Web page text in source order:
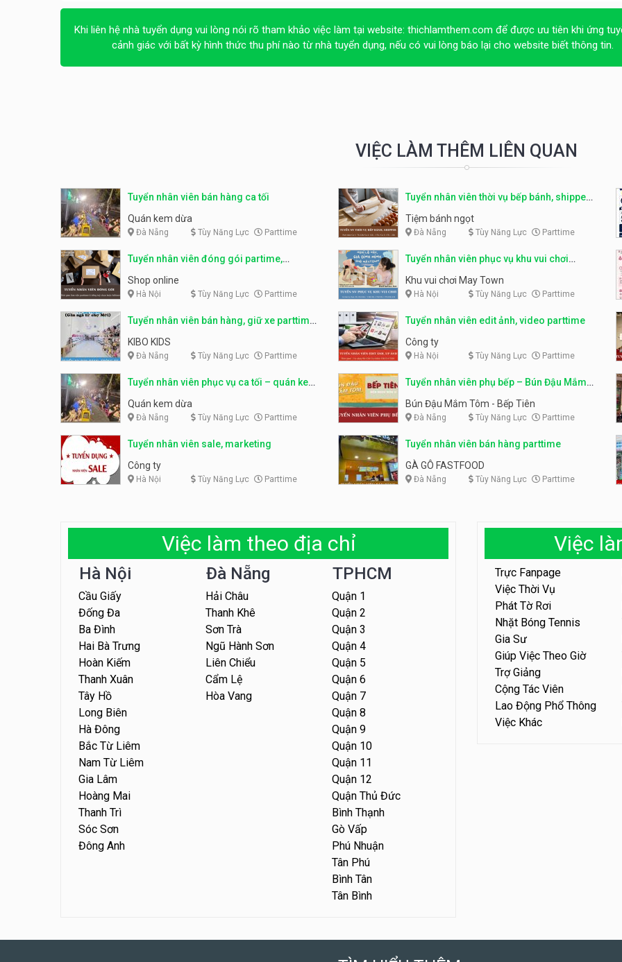
Khi liên hệ nhà tuyển dụng vui lòng nói rõ tham khảo việc làm tại website: thichlamthem.com để được ưu tiên khi ứng
cảnh giác với bất kỳ hình thức thu phí nào từ nhà tuyển dụng, nếu có vui lòng báo lại cho website biết thông tin.
VIỆC LÀM THÊM LIÊN QUAN
Tuyển nhân viên bán hàng ca tối
Quán kem dừa
Đà Nẵng Tùy Năng Lực Parttime
Tuyển nhân viên thời vụ bếp bánh, shipper
parttime
Tiệm bánh ngọt
Đà Nẵng Tùy Năng Lực Parttime
Tuyển nhân viên đóng gói partime,
fulltime
Shop online
Hà Nội Tùy Năng Lực Parttime
Tuyển nhân viên phục vụ khu vui chơi
parttime linh động
Khu vui chơi May Town
Hà Nội Tùy Năng Lực Parttime
Tuyển nhân viên bán hàng, giữ xe parttime
– Kibo Kid
KIBO KIDS
Đà Nẵng Tùy Năng Lực Parttime
Tuyển nhân viên edit ảnh, video parttime
Công ty
Hà Nội Tùy Năng Lực Parttime
Tuyển nhân viên phục vụ ca tối – quán kem
dừa
Quán kem dừa
Đà Nẵng Tùy Năng Lực Parttime
Tuyển nhân viên phụ bếp – Bún Đậu Mắm
Tôm – Bếp Tiên
Bún Đậu Mắm Tôm - Bếp Tiên
Đà Nẵng Tùy Năng Lực Parttime
Tuyển nhân viên sale, marketing
Công ty
Hà Nội Tùy Năng Lực Parttime
Tuyển nhân viên bán hàng parttime
GÀ GÔ FASTFOOD
Đà Nẵng Tùy Năng Lực Parttime
Việc làm theo địa chỉ
Hà Nội
Cầu Giấy
Đống Đa
Ba Đình
Hai Bà Trưng
Hoàn Kiếm
Thanh Xuân
Tây Hồ
Long Biên
Hà Đông
Bắc Từ Liêm
Nam Từ Liêm
Gia Lâm
Hoàng Mai
Thanh Trì
Sóc Sơn
Đông Anh
Đà Nẵng
Hải Châu
Thanh Khê
Sơn Trà
Ngũ Hành Sơn
Liên Chiểu
Cẩm Lệ
Hòa Vang
TPHCM
Quận 1
Quận 2
Quận 3
Quận 4
Quận 5
Quận 6
Quận 7
Quận 8
Quận 9
Quận 10
Quận 11
Quận 12
Quận Thủ Đức
Bình Thạnh
Gò Vấp
Phú Nhuận
Tân Phú
Bình Tân
Tân Bình
Việc
Trực Fanpage
Việc Thời Vụ
Phát Tờ Rơi
Nhặt Bóng Tennis
Gia Sư
Giúp Việc Theo Giờ
Trợ Giảng
Cộng Tác Viên
Lao Động Phổ Thông
Việc Khác